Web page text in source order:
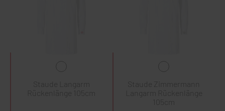
Staude Langarm
Rückenlänge 105cm
Staude Zimmermann
Langarm Rückenlänge